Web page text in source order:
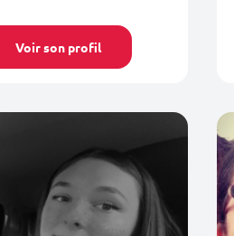
Voir son profil